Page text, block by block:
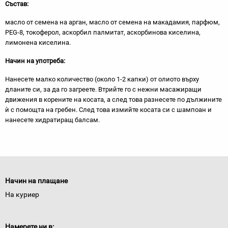
Състав:
масло от семена на арган, масло от семена на макадамия, парфюм,
PEG-8, токоферол, аскорбил палмитат, аскорбинова киселина,
лимонена киселина.
Начин на употреба:
Нанесете малко количество (около 1-2 капки) от олиото върху
дланите си, за да го загреете. Втрийте го с нежни масажиращи
движения в корените на косата, а след това разнесете по дължините
ѝ с помощта на гребен. След това измийте косата си с шампоан и
нанесете хидратиращ балсам.
Начин на плащане
На куриер